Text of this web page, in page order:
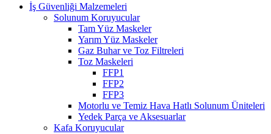
İş Güvenliği Malzemeleri
Solunum Koruyucular
Tam Yüz Maskeler
Yarım Yüz Maskeler
Gaz Buhar ve Toz Filtreleri
Toz Maskeleri
FFP1
FFP2
FFP3
Motorlu ve Temiz Hava Hatlı Solunum Üniteleri
Yedek Parça ve Aksesuarlar
Kafa Koruyucular